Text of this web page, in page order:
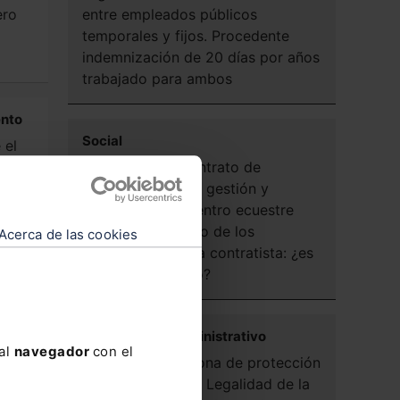
de las cookies
navegador con el
el
de
entre empleados públicos
temporales y fijos. Procedente
indemnización de 20 días por años
trabajado para ambos
Social
Resolución de contrato de
concesión para la gestión y
explotación de centro ecuestre
municipal: despido de los
trabajadores de la contratista: ¿es
despido colectivo?
Contencioso-administrativo
Declaración de zona de protección
acústica especial. Legalidad de la